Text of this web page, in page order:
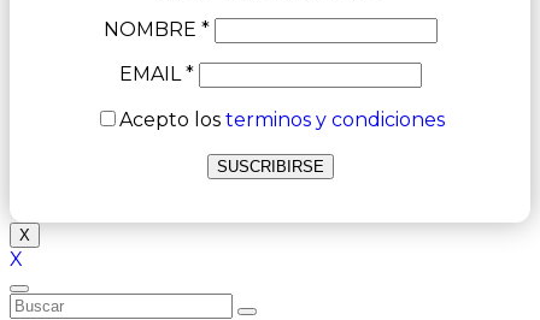
NOMBRE *
EMAIL *
Acepto los terminos y condiciones
X
X